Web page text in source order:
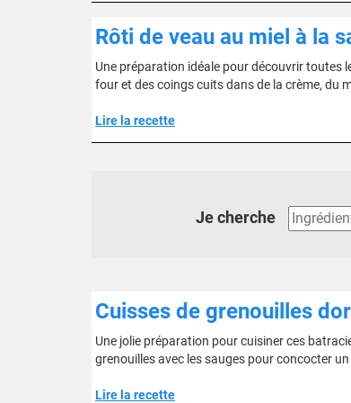
Rôti de veau au miel à la
Une préparation idéale pour découvrir toutes
four et des coings cuits dans de la crème, du
Lire la recette
Je cherche
Cuisses de grenouilles
Une jolie préparation pour cuisiner ces
grenouilles avec les sauges pour concocter
Lire la recette